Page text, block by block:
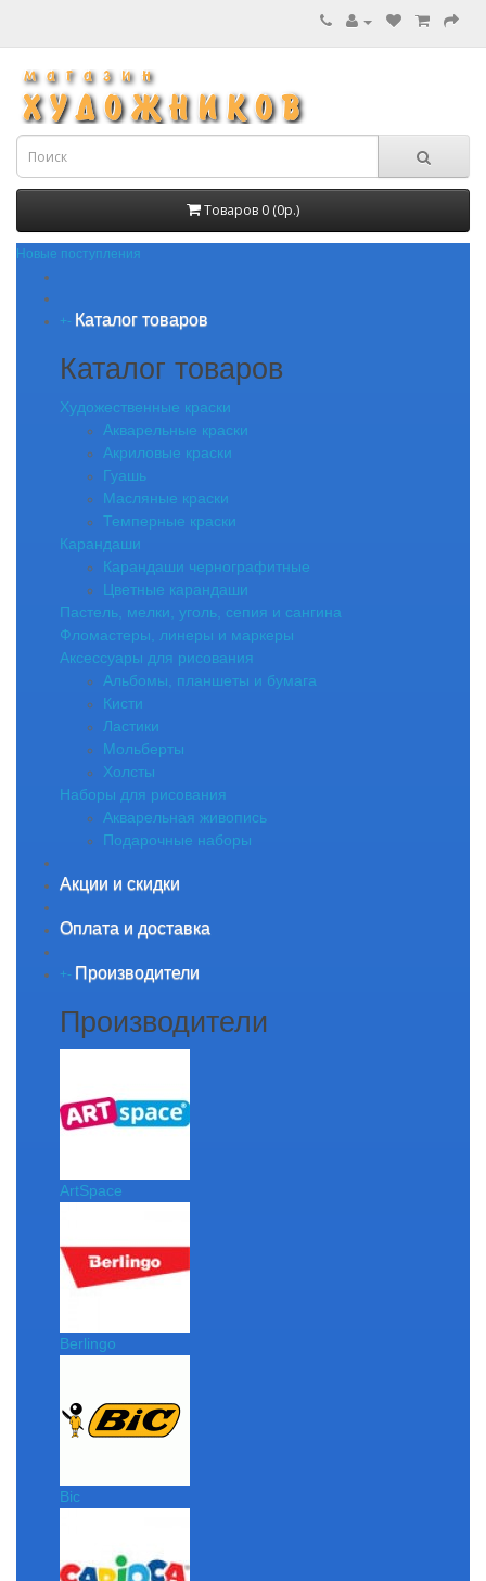
Товаров 0 (0р.)
Новые поступления
+- Каталог товаров
Каталог товаров
Художественные краски
Акварельные краски
Акриловые краски
Гуашь
Масляные краски
Темперные краски
Карандаши
Карандаши чернографитные
Цветные карандаши
Пастель, мелки, уголь, сепия и сангина
Фломастеры, линеры и маркеры
Аксессуары для рисования
Альбомы, планшеты и бумага
Кисти
Ластики
Мольберты
Холсты
Наборы для рисования
Акварельная живопись
Подарочные наборы
Акции и скидки
Оплата и доставка
+- Производители
Производители
ArtSpace
Berlingo
Bic